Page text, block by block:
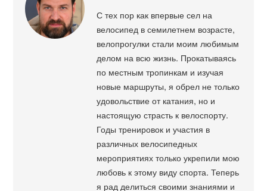
С тех пор как впервые сел на
велосипед в семилетнем возрасте,
велопрогулки стали моим любимым
делом на всю жизнь. Прокатываясь
по местным тропинкам и изучая
новые маршруты, я обрел не только
удовольствие от катания, но и
настоящую страсть к велоспорту.
Годы тренировок и участия в
различных велосипедных
мероприятиях только укрепили мою
любовь к этому виду спорта. Теперь
я рад делиться своими знаниями и